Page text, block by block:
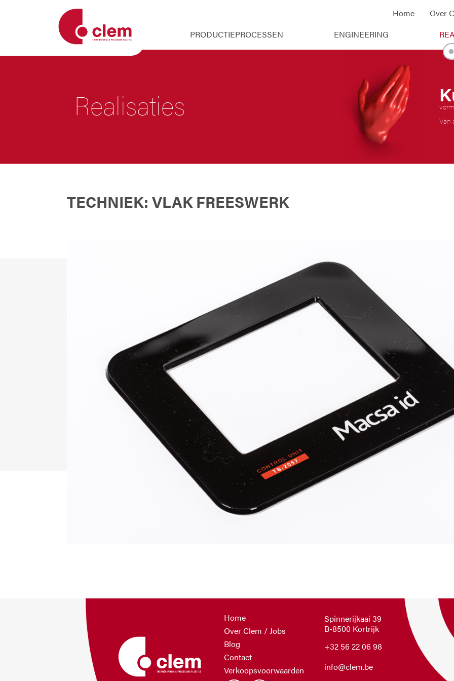
Home
Over
PRODUCTIEPROCESSEN
ENGINEERING
Realisaties
​Van
TECHNIEK: VLAK FREESWERK
Home
Over Clem / Jobs
Blog
Contact
Verkoopsvoorwaarden
Spinnerijkaai 39
B-8500 Kortrijk
+32 56 22 06 98
info@clem.be